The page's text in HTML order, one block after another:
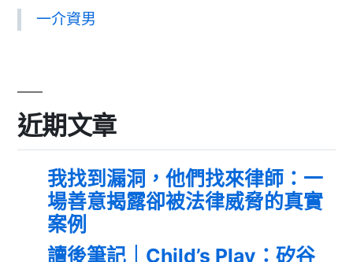
一介資男
近期文章
我找到漏洞，他們找來律師：一
場善意揭露卻被法律威脅的真實
案例
讀後筆記｜Child’s Play：矽谷